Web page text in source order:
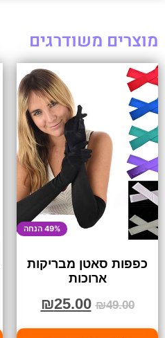
מוצרים משודרגים
49% הנחה
כפפות סאטן מבריקות
ארוכות
₪49.00
₪25.00